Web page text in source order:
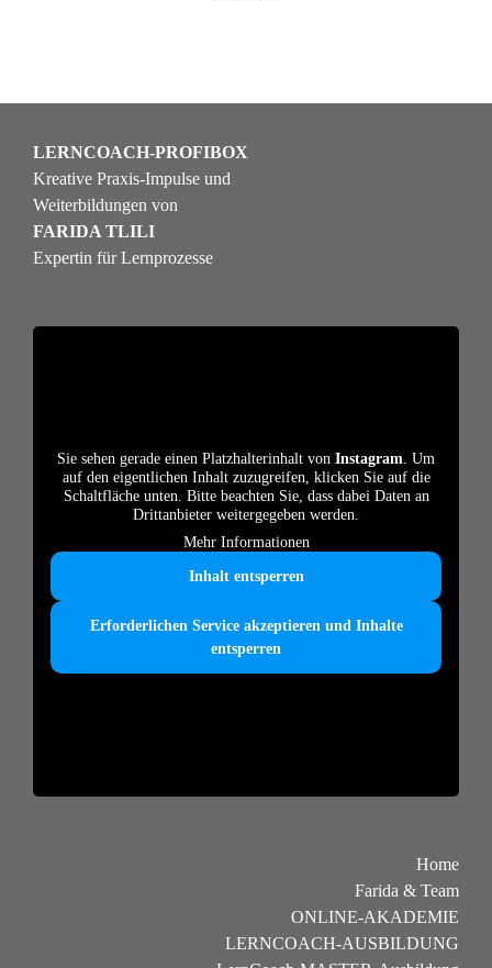
LERNCOACH-PROFIBOX
Kreative Praxis-Impulse und
Weiterbildungen von
FARIDA TLILI
Expertin für Lernprozesse
Sie sehen gerade einen Platzhalterinhalt von Instagram . Um
auf den eigentlichen Inhalt zuzugreifen, klicken Sie auf die
Schaltfläche unten. Bitte beachten Sie, dass dabei Daten an
Drittanbieter weitergegeben werden.
Mehr Informationen
Inhalt entsperren
Erforderlichen Service akzeptieren und Inhalte
entsperren
Home
Farida & Team
ONLINE-AKADEMIE
LERNCOACH-AUSBILDUNG